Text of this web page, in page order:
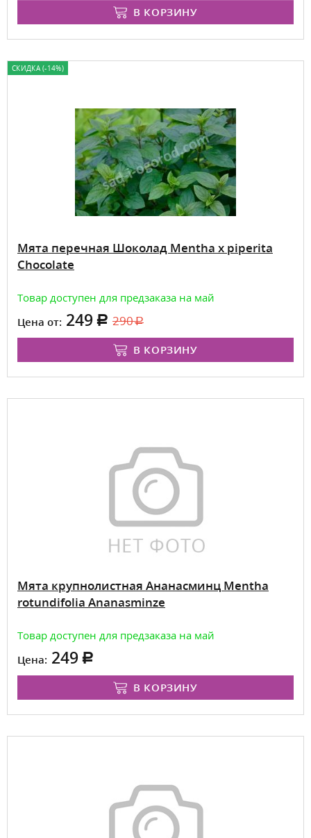
В КОРЗИНУ
СКИДКА (-14%)
Мята перечная Шоколад Mentha x piperita
Chocolate
Товар доступен для предзаказа на май
Цена от: 249 290
В КОРЗИНУ
Мята крупнолистная Ананасминц Mentha
rotundifolia Ananasminze
Товар доступен для предзаказа на май
Цена: 249
В КОРЗИНУ